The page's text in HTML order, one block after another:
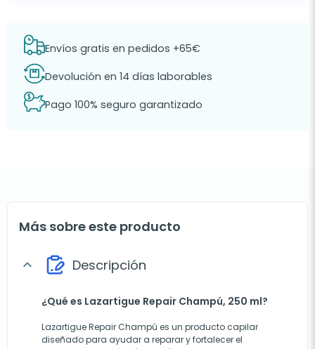
Envíos gratis en pedidos +65€
Devolución en 14 días laborables
Pago 100% seguro garantizado
Más sobre este producto
expand_more Descripción
¿Qué es Lazartigue Repair Champú, 250 ml?
Lazartigue Repair Champú es un producto capilar
diseñado para ayudar a reparar y fortalecer el